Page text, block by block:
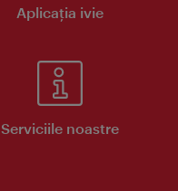
Aplicaţia ivie
Serviciile noastre